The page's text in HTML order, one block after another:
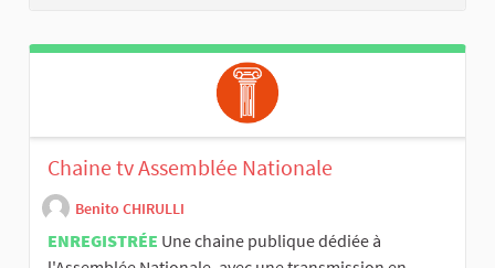
Chaine tv Assemblée Nationale
Benito CHIRULLI
ENREGISTRÉE Une chaine publique dédiée à